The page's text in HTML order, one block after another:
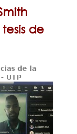
de
de la
UTP